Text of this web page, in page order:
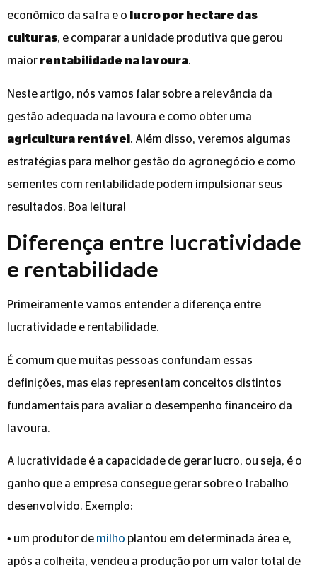
econômico da safra e o
lucro por hectare das
culturas, e comparar a unidade produtiva que gerou
maior rentabilidade na lavoura.
Neste artigo, nós vamos falar sobre a relevância da
gestão adequada na lavoura e como obter uma
agricultura rentável . Além disso, veremos algumas
estratégias para melhor gestão do agronegócio e como
sementes com rentabilidade podem impulsionar seus
resultados. Boa leitura!
Diferença entre lucratividade
e rentabilidade
Primeiramente vamos entender a diferença entre
lucratividade e rentabilidade.
É comum que muitas pessoas confundam essas
definições, mas elas representam conceitos distintos
fundamentais para avaliar o desempenho financeiro da
lavoura.
A lucratividade é a capacidade de gerar lucro, ou seja, é o
ganho que a empresa consegue gerar sobre o trabalho
desenvolvido. Exemplo:
• um produtor de milho plantou em determinada área e,
após a colheita, vendeu a produção por um valor total de